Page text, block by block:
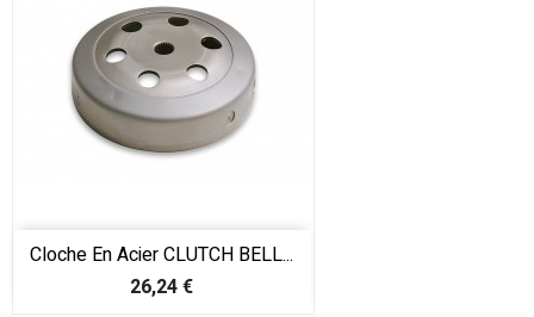
Cloche En Acier CLUTCH BELL...
Prix
26,24 €